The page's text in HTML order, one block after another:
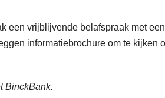
een vrijblijvende belafspraak met
informatiebrochure om te kijken
BinckBank.